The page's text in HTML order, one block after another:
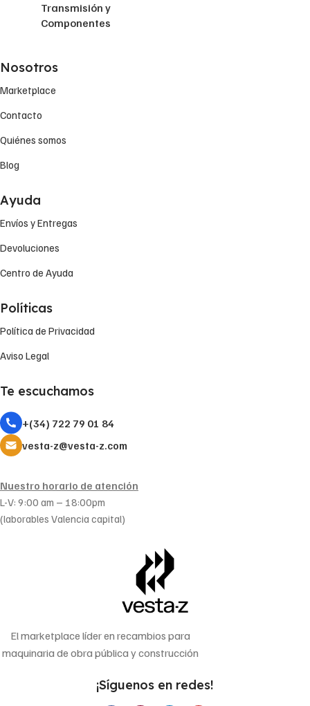
Transmisión y
Componentes
Nosotros
Marketplace
Contacto
Quiénes somos
Blog
Ayuda
Envíos y Entregas
Devoluciones
Centro de Ayuda
Políticas
Política de Privacidad
Aviso Legal
Te escuchamos
+(34) 722 79 01 84
vesta-z@vesta-z.com
Nuestro horario de atención
L-V: 9:00 am – 18:00pm
(laborables Valencia capital)
El marketplace líder en recambios para
maquinaria de obra pública y construcción
¡Síguenos en redes!